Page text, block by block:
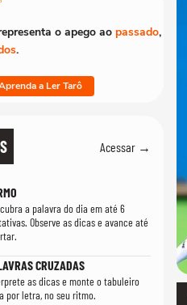
Acessar →
a palavra do dia em até 6
Observe as dicas e avance até
CRUZADAS
as dicas e monte o tabuleiro
por letra, no seu ritmo.
o apego ao passado,
.
a Ler Tarô